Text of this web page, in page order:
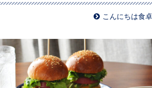
こんにちは食